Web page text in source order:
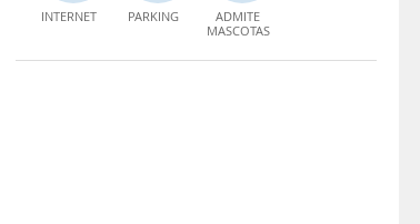
INTERNET PARKING
ADMITE
MASCOTAS